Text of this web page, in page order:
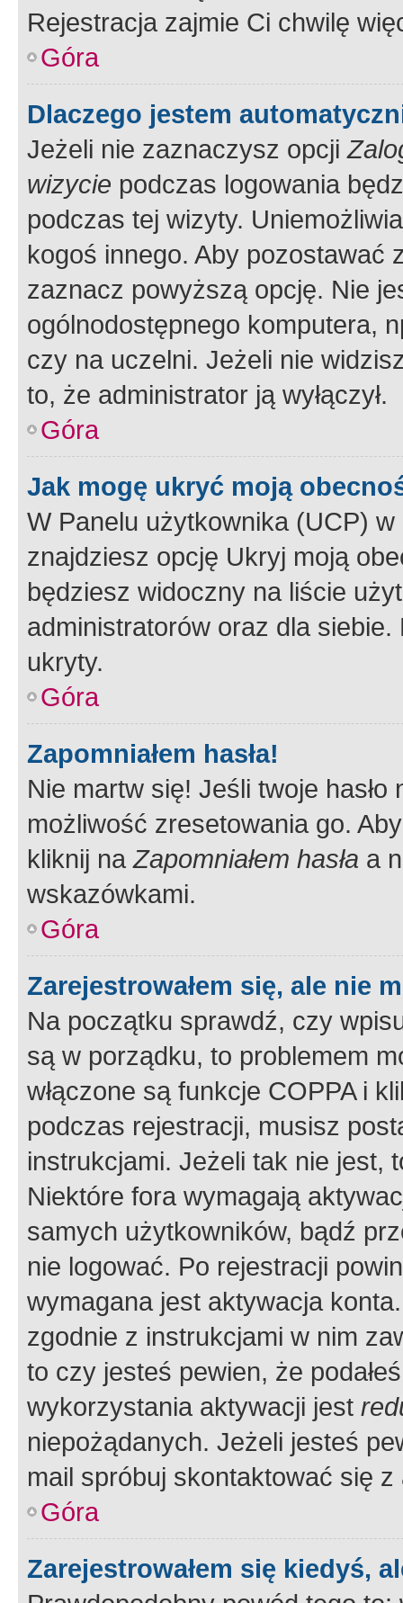
Rejestracja zajmie Ci chwilę
Góra
Dlaczego jestem
Jeżeli nie zaznaczysz opcji
wizycie podczas logowania
podczas tej wizyty.
kogoś innego. Aby pozostawać
zaznacz powyższą opcję. Nie
ogólnodostępnego komputera,
czy na uczelni. Jeżeli nie
to, że administrator ją wyłączył.
Góra
Jak mogę ukryć moją
W Panelu użytkownika (UCP) w
znajdziesz opcję Ukryj moją
będziesz widoczny na liście
administratorów oraz dla
ukryty.
Góra
Zapomniałem hasła!
Nie martw się! Jeśli twoje
możliwość zresetowania go.
kliknij naZapomniałem hasła a
wskazówkami.
Góra
Zarejestrowałem się, ale nie
Na początku sprawdź, czy
są w porządku, to problemem
włączone są funkcje COPPA i
podczas rejestracji, musisz
instrukcjami. Jeżeli tak nie jest,
Niektóre fora wymagają
samych użytkowników, bądź
nie logować. Po rejestracji
wymagana jest aktywacja
zgodnie z instrukcjami w nim
to czy jesteś pewien, że
wykorzystania aktywacji jest
niepożądanych. Jeżeli jesteś
mail spróbuj skontaktować się
Góra
Zarejestrowałem się kiedyś,